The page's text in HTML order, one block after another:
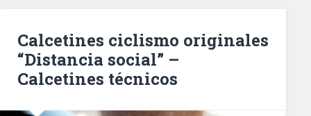
Calcetines ciclismo originales
“Distancia social” –
Calcetines técnicos